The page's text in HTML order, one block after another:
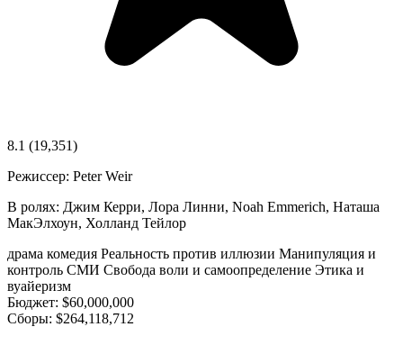
8.1 (19,351)
Режиссер: Peter Weir
В ролях: Джим Керри, Лора Линни, Noah Emmerich, Наташа
МакЭлхоун, Холланд Тейлор
драма комедия Реальность против иллюзии Манипуляция и
контроль СМИ Свобода воли и самоопределение Этика и
вуайеризм
Бюджет: $60,000,000
Сборы: $264,118,712